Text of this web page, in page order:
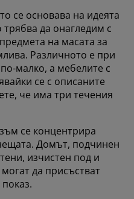
се основава на идеята
да онагледим с
на масата за
Различното е при
малко, а мебелите с
се с описаните
че има три течения
се концентрира
Домът, подчинен
изчистен под и
да присъстват